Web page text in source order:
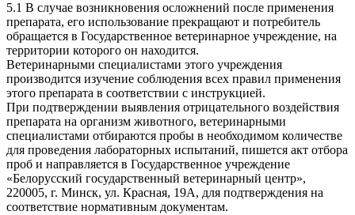
5.1 В случае возникновения осложнений после применения
препарата, его использование прекращают и потребитель
обращается в Государственное ветеринарное учреждение, на
территории которого он находится.
Ветеринарными специалистами этого учреждения
производится изучение соблюдения всех правил применения
этого препарата в соответствии с инструкцией.
При подтверждении выявления отрицательного воздействия
препарата на организм животного, ветеринарными
специалистами отбираются пробы в необходимом количестве
для проведения лабораторных испытаний, пишется акт отбора
проб и направляется в Государственное учреждение
«Белорусский государственный ветеринарный центр»,
220005, г. Минск, ул. Красная, 19А, для подтверждения на
соответствие нормативным документам.